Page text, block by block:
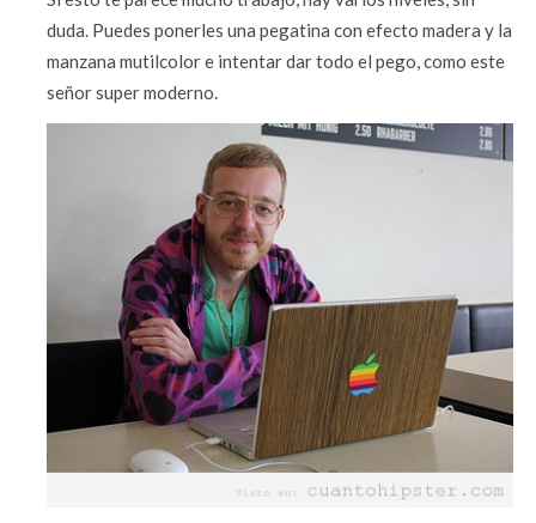
duda. Puedes ponerles una pegatina con efecto madera y la
manzana mutilcolor e intentar dar todo el pego, como este
señor super moderno.